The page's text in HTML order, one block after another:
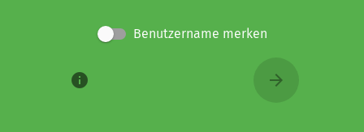
Benutzername merken
info arrow_forward